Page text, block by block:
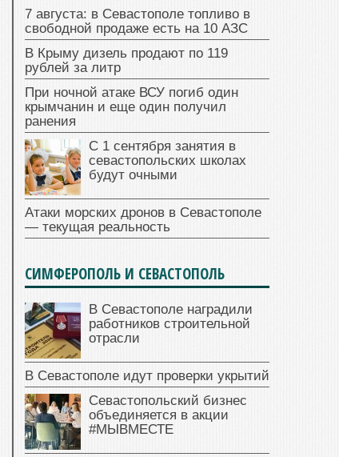
7 августа: в Севастополе топливо в
свободной продаже есть на 10 АЗС
В Крыму дизель продают по 119
рублей за литр
При ночной атаке ВСУ погиб один
крымчанин и еще один получил
ранения
С 1 сентября занятия в
севастопольских школах
будут очными
Атаки морских дронов в Севастополе
— текущая реальность
СИМФЕРОПОЛЬ И СЕВАСТОПОЛЬ
В Севастополе наградили
работников строительной
отрасли
В Севастополе идут проверки укрытий
Севастопольский бизнес
объединяется в акции
#МЫВМЕСТЕ